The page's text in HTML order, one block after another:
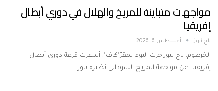
مواجهات متباينة للمريخ والهلال في دوري أبطال
إفريقيا
باج نيوز أغسطس 6, 2026
الخرطوم: باج نيوز جرت اليوم بمقرّ"كاف". أسفرت قرعة دوري أبطال
إفريقيا، عن مواجهة المريخ السوداني نظيره باور…